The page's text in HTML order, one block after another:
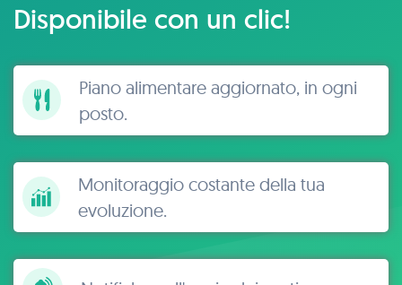
Disponibile con un clic!
Piano alimentare aggiornato, in ogni
posto.
Monitoraggio costante della tua
evoluzione.